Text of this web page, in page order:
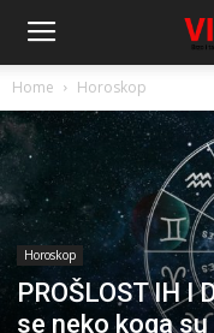
Home Horoskop
Horoskop
PROŠLOST IH I
se neko koga